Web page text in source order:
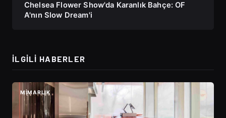
Chelsea Flower Show'da Karanlık Bahçe: OF
A'nın Slow Dream'i
İLGILI HABERLER
MIMARLIK